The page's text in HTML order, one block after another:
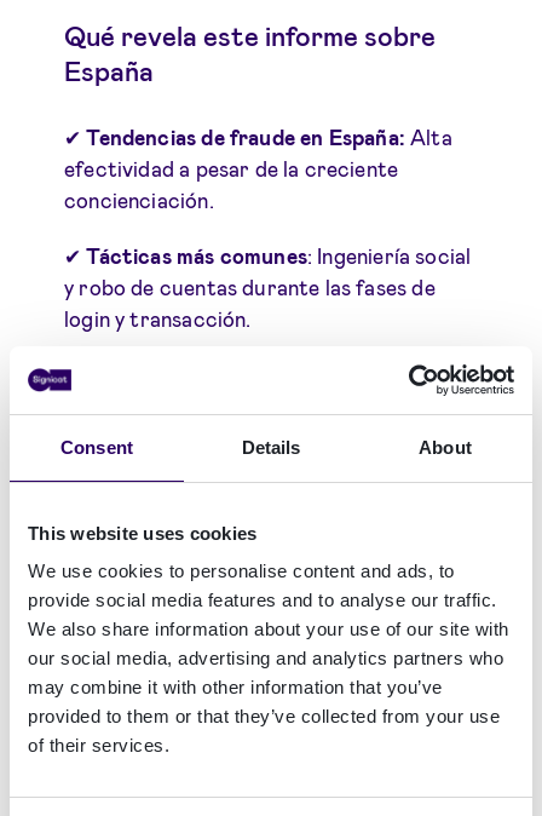
Consent Details About
This website uses cookies
We use cookies to personalise content and ads, to
provide social media features and to analyse our traffic.
We also share information about your use of our site with
our social media, advertising and analytics partners who
may combine it with other information that you’ve
provided to them or that they’ve collected from your use
of their services.
Qué revela este informe sobre
España
✔Tendencias de fraude en España:Alta
efectividad a pesar de la creciente
concienciación.
✔Tácticas más comunes: Ingeniería social
y robo de cuentas durante las fases de
login y transacción.
✔
: Mayor presión
instantáneos.
capacitación, pero defensas reactivas.
✔Recomendaciones estratégicaspara el
ecosistema español de identidad y pagos.
Las cifras en España
Las empresas españolas informan